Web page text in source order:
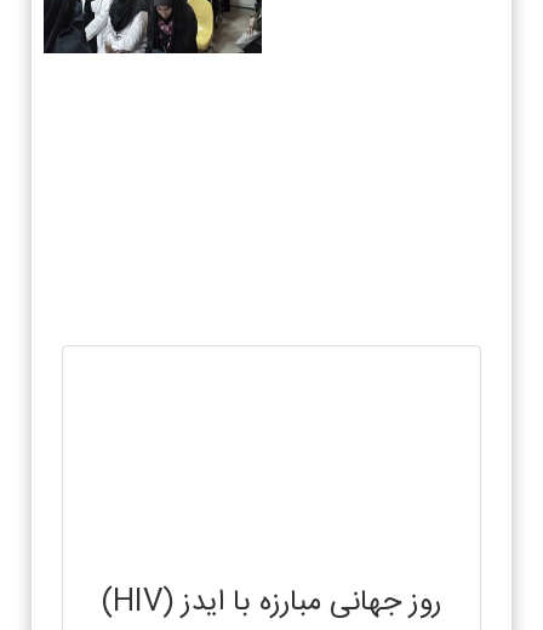
روز جهانی مبارزه با ایدز (HIV)